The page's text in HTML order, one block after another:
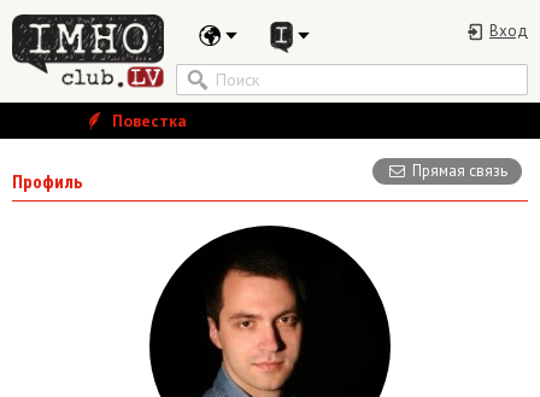
Вход
Повестка
Профиль
Прямая связь